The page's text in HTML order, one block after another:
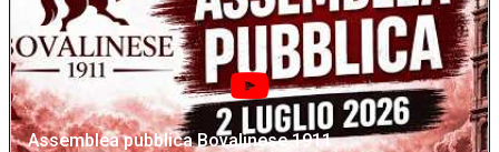
Assemblea pubblica Bovalinese 1911